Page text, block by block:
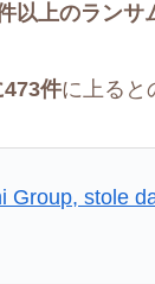
以上のランサ
件に上ると
Group, stole